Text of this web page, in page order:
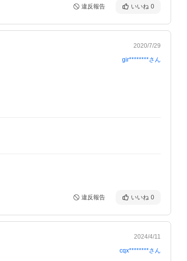
違反報告 いいね 0
2020/7/29
gir********さん
違反報告 いいね 0
2024/4/11
cqx********さん